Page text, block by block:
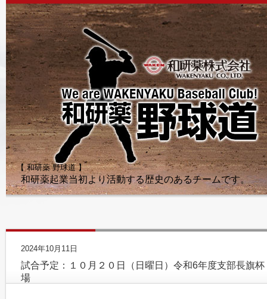
【 和研薬 野球道 】
和研薬起業当初より活動する歴史のあるチームです。
試合予定：１０月２０日（日曜日）令和6年度支部長
場
2024年10月11日